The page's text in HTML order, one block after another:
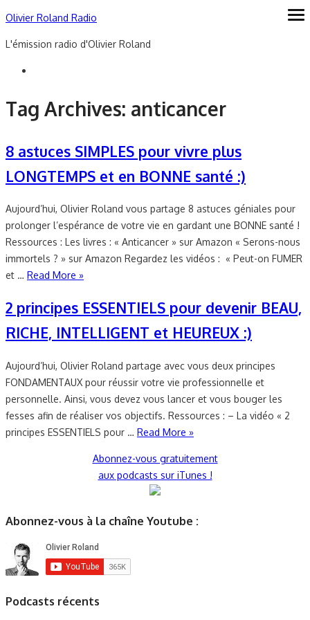
Skip
content
Olivier Roland Radio
L'émission radio d'Olivier Roland
Tag Archives: anticancer
8 astuces SIMPLES pour vivre plus
LONGTEMPS et en BONNE santé :)
Aujourd’hui, Olivier Roland vous partage 8 astuces géniales pour
prolonger l’espérance de votre vie en gardant une BONNE santé !
Ressources : Les livres : « Anticancer » sur Amazon « Serons-nous
immortels ? » sur Amazon Regardez les vidéos : « Peut-on FUMER
et … Read More »
2 principes ESSENTIELS pour devenir BEAU,
RICHE, INTELLIGENT et HEUREUX :)
Aujourd’hui, Olivier Roland partage avec vous deux principes
FONDAMENTAUX pour réussir votre vie professionnelle et
personnelle. Ainsi, vous devez vous lancer et vous bouger les
fesses afin de réaliser vos objectifs. Ressources : – La vidéo « 2
principes ESSENTIELS pour … Read More »
Abonnez-vous gratuitement
aux podcasts sur iTunes !
Abonnez-vous à la chaîne Youtube :
Podcasts récents